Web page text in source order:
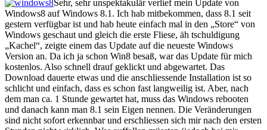
Sehr, sehr unspektakulär verlief mein Update von
Windows8 auf Windows 8.1. Ich hab mitbekommen, dass 8.1 seit
gestern verfügbar ist und hab heute einfach mal in den „Store“ von
Windows geschaut und gleich die erste Fliese, äh tschuldigung
„Kachel“, zeigte einem das Update auf die neueste Windows
Version an. Da ich ja schon Win8 besaß, war das Update für mich
kostenlos. Also schnell drauf geklickt und abgewartet. Das
Download dauerte etwas und die anschliessende Installation ist so
schlicht und einfach, dass es schon fast langweilig ist. Aber, nach
dem man ca. 1 Stunde gewartet hat, muss das Windows rebooten
und danach kann man 8.1 sein Eigen nennen. Die Veränderungen
sind nicht sofort erkennbar und erschliessen sich mir nach den ersten